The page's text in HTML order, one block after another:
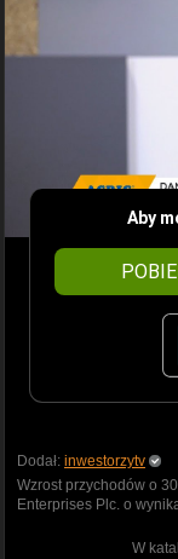
Aby
Dodał: inwestorzytv
Wzrost przychodów o
Enterprises Plc. o
W